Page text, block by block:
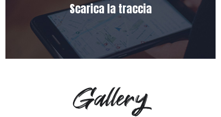
Scarica la traccia
Gallery